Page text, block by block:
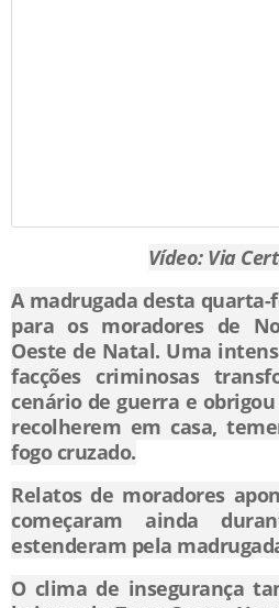
Vídeo: Via
A madrugada desta
para os moradores de
Oeste de Natal. Uma
facções criminosas
cenário de guerra e
recolherem em casa,
fogo cruzado.
Relatos de moradores
começaram ainda
estenderam pela
O clima de insegurança